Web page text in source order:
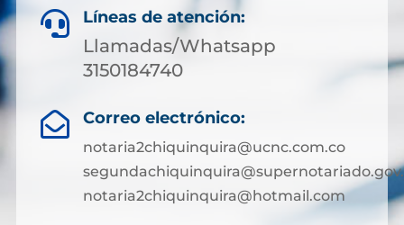
 Líneas de atención:
Llamadas/Whatsapp
3150184740
 Correo electrónico:
notaria2chiquinquira@ucnc.com.co
notaria2chiquinquira@hotmail.com